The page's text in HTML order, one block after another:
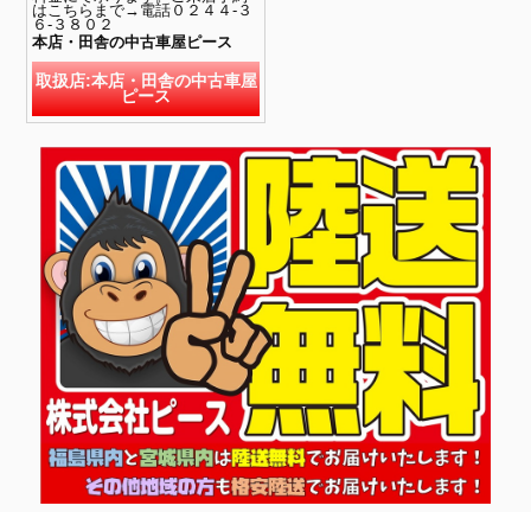
はこちらまで→電話０２４４-３
６-３８０２
本店・田舎の中古車屋ピース
取扱店:本店・田舎の中古車屋
ピース